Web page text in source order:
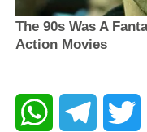
WhatsAppTelegram